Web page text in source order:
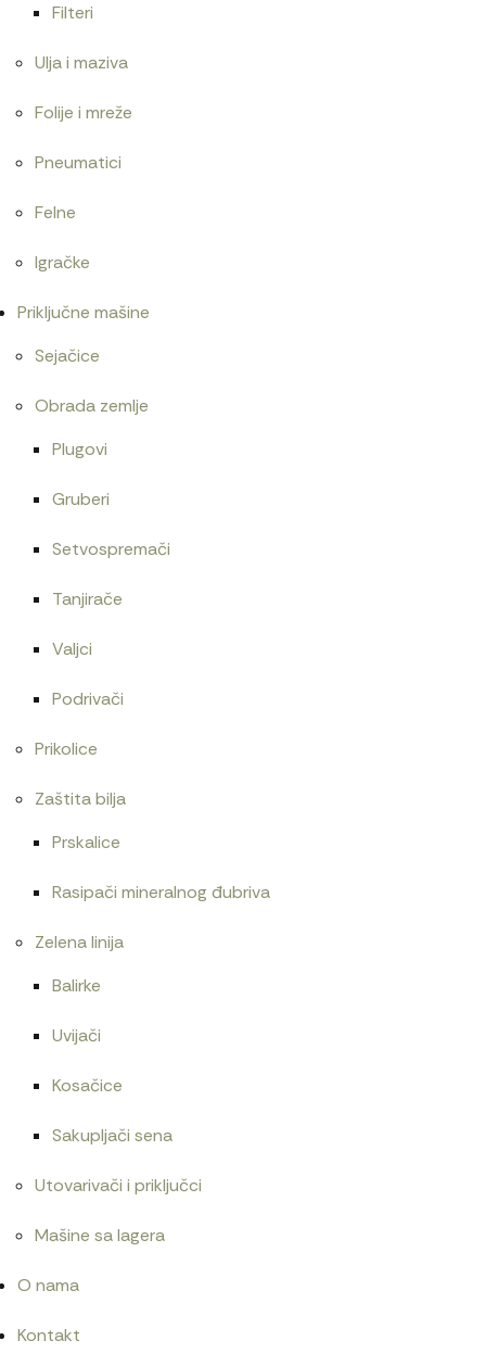
Filteri
Ulja i maziva
Folije i mreže
Pneumatici
Felne
Igračke
Priključne mašine
Sejačice
Obrada zemlje
Plugovi
Gruberi
Setvospremači
Tanjirače
Valjci
Podrivači
Prikolice
Zaštita bilja
Prskalice
Rasipači mineralnog đubriva
Zelena linija
Balirke
Uvijači
Kosačice
Sakupljači sena
Utovarivači i priključci
Mašine sa lagera
O nama
Kontakt